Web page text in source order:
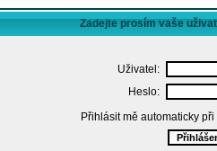
Zadejte prosím vaše
Uživatel:
Heslo:
Přihlásit mě automaticky